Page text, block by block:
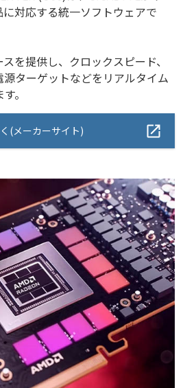
対応する統一ソフトウェアで
を提供し、クロックスピード、
ターゲットなどをリアルタイム
。
(メーカーサイト)